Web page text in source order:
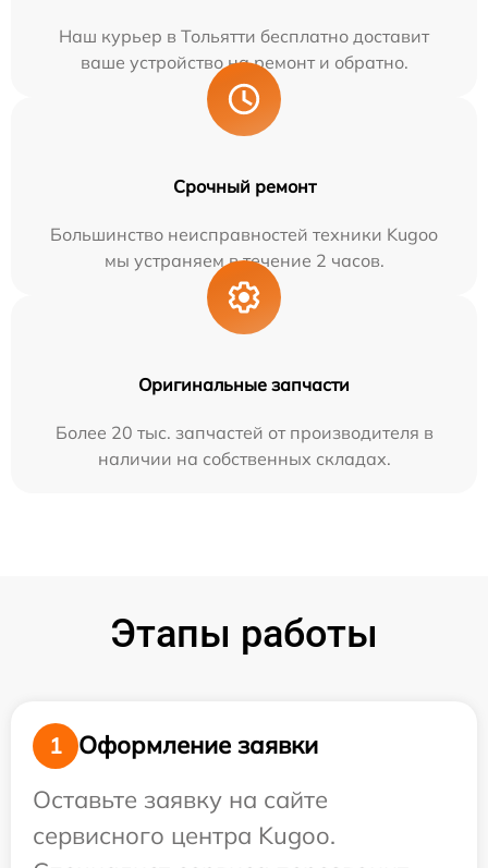
Наш курьер в Тольятти бесплатно доставит
ваше устройство на ремонт и обратно.
Срочный ремонт
Большинство неисправностей техники Kugoo
мы устраняем в течение 2 часов.
Оригинальные запчасти
Более 20 тыс. запчастей от производителя в
наличии на собственных складах.
Этапы работы
1
Оформление заявки
Оставьте заявку на сайте
сервисного центра Kugoo.